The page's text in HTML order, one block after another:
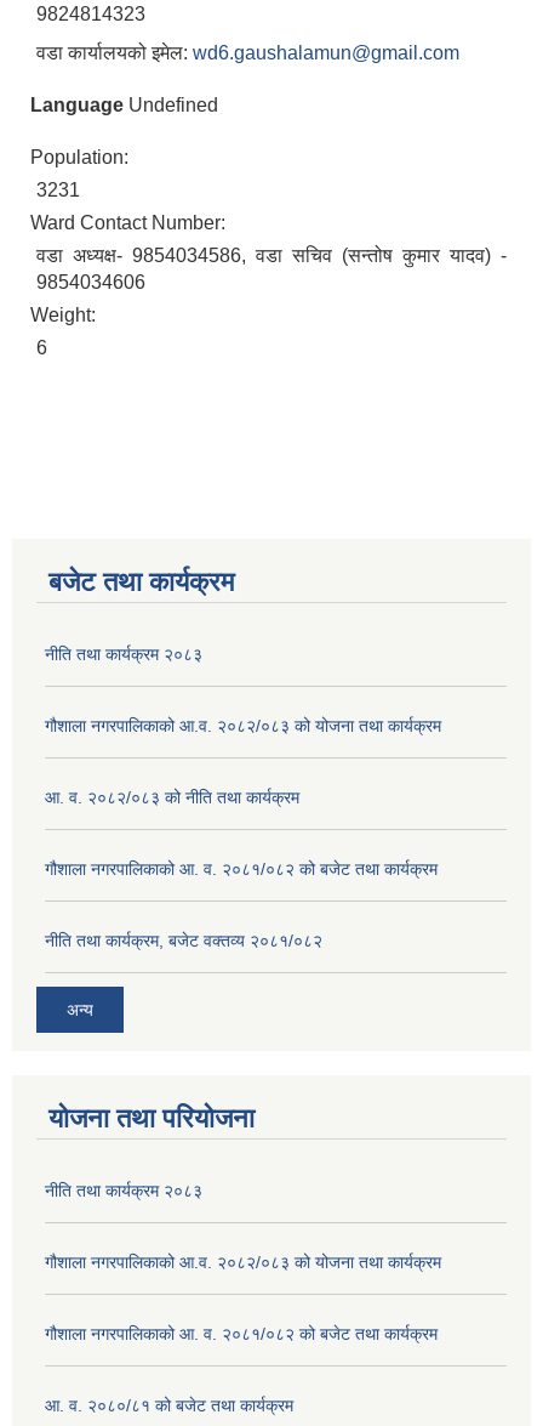
9824814323
वडा कार्यालयको इमेल: wd6.gaushalamun@gmail.com
Language Undefined
Population:
3231
Ward Contact Number:
वडा अध्यक्ष- 9854034586, वडा सचिव (सन्तोष कुमार यादव) -
9854034606
Weight:
6
बजेट तथा कार्यक्रम
नीति तथा कार्यक्रम २०८३
गौशाला नगरपालिकाको आ.व. २०८२/०८३ को योजना तथा कार्यक्रम
आ. व. २०८२/०८३ को नीति तथा कार्यक्रम
गौशाला नगरपालिकाको आ. व. २०८१/०८२ को बजेट तथा कार्यक्रम
नीति तथा कार्यक्रम, बजेट वक्तव्य २०८१/०८२
अन्य
योजना तथा परियोजना
नीति तथा कार्यक्रम २०८३
गौशाला नगरपालिकाको आ.व. २०८२/०८३ को योजना तथा कार्यक्रम
गौशाला नगरपालिकाको आ. व. २०८१/०८२ को बजेट तथा कार्यक्रम
आ. व. २०८०/८१ को बजेट तथा कार्यक्रम